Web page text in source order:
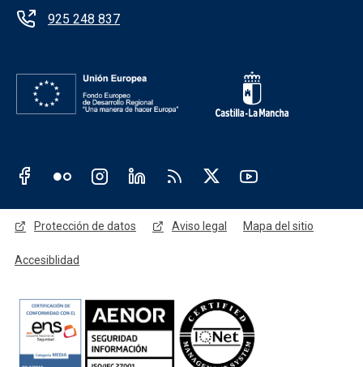
925 248 837
Redes sociales JCCM
Menú legal
Protección de datos Aviso legal Mapa del sitio
Accesiblidad